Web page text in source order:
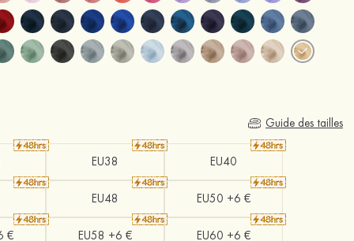
Guide des tailles
EU38 EU40
EU48 EU50 +6 €
€ EU58 +6 € EU60 +6 €